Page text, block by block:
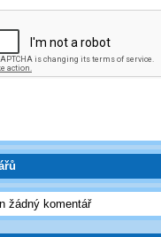
žádný komentář